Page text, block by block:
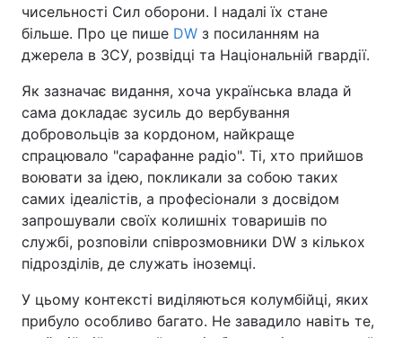
Економіка Світ
Спорт Наука
Лайт
Зброя Інциденти
Здоров'я Туризм
Цікавинки Погода
Екологія Регіони
Лонгріди
чисельності Сил оборони. І надалі їх стане
більше. Про це пише DW з посиланням на
джерела в ЗСУ, розвідці та Національній гвардії.
Як зазначає видання, хоча українська влада й
сама докладає зусиль до вербування
добровольців за кордоном, найкраще
спрацювало "сарафанне радіо". Ті, хто прийшов
воювати за ідею, покликали за собою таких
самих ідеалістів, а професіонали з досвідом
запрошували своїх колишніх товаришів по
службі, розповіли співрозмовники DW з кількох
підрозділів, де служать іноземці.
У цьому контексті виділяються колумбійці, яких
прибуло особливо багато. Не завадило навіть те,